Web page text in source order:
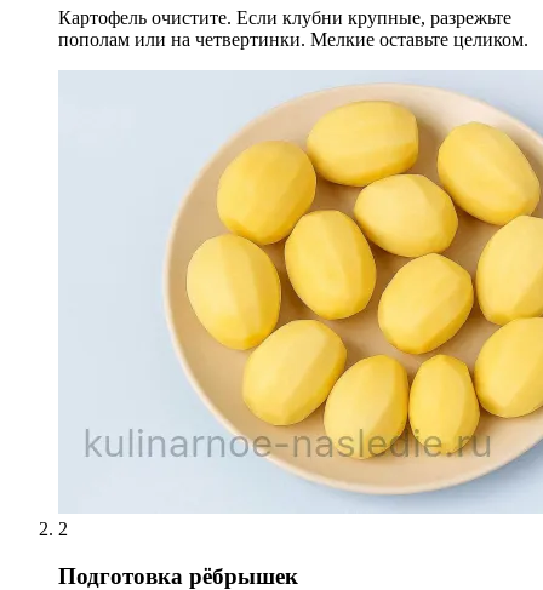
Картофель очистите. Если клубни крупные, разрежьте
пополам или на четвертинки. Мелкие оставьте целиком.
2
Подготовка рёбрышек